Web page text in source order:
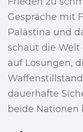
Gespräche mit
Palästina und
schaut die Welt
auf Lösungen,
dauerhafte
beide Nationen